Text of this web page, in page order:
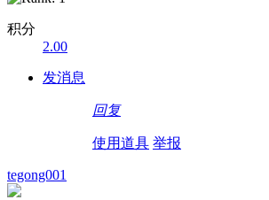
积分
2.00
发消息
回复
使用道具 举报
tegong001